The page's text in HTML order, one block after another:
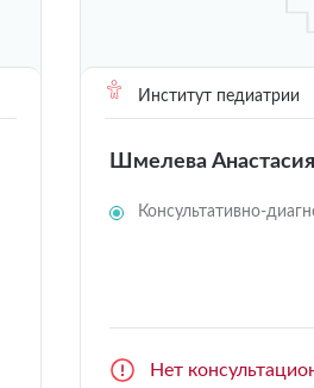
Институт педиатрии
Шмелева
Консультативно-
Нет